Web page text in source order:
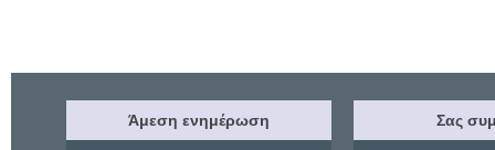
Άμεση ενημέρωση Σας